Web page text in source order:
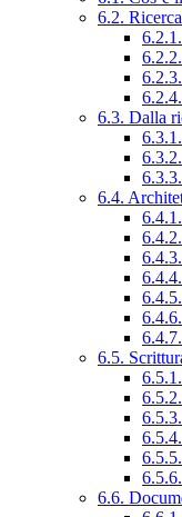
6.2.
6.3. Dalla
6.4.
6.5.
6.6.